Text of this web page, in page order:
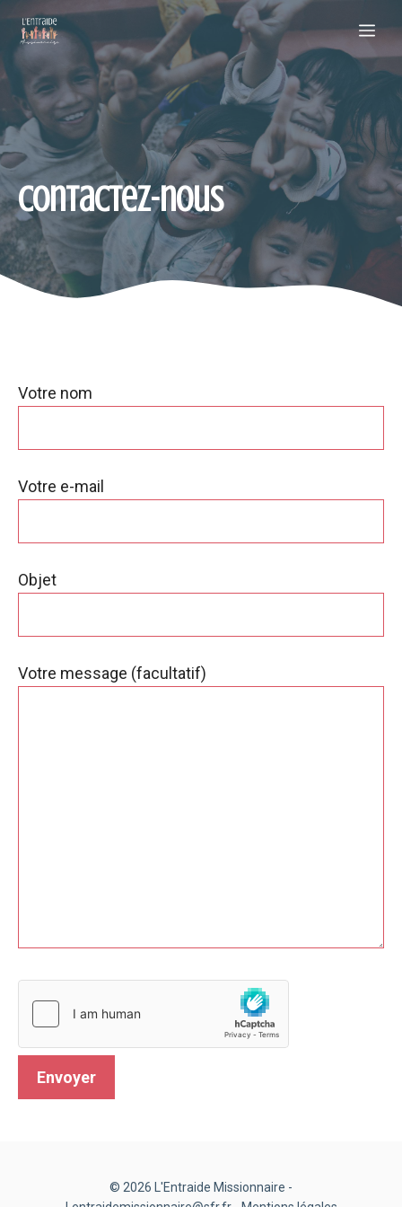
contenu
Contactez-nous
Votre nom
Votre e-mail
Objet
Votre message (facultatif)
© 2026 L'Entraide Missionnaire -